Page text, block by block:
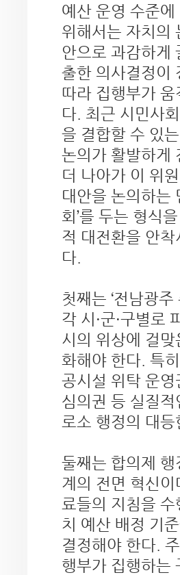
예산 운영 수준
위해서는 자치의
안으로 과감하게
출한 의사결정이
따라 집행부가
다. 최근 시민사
을 결합할 수 있
논의가 활발하게
더 나아가 이 위
대안을 논의하는
회’를 두는 형식
적 대전환을 안
다.
첫째는 ‘전남광
각 시·군·구별로
시의 위상에 걸
화해야 한다. 특
공시설 위탁 운
심의권 등 실질
로소 행정의 대
둘째는 합의제
계의 전면 혁신
료들의 지침을
치 예산 배정 기
결정해야 한다.
행부가 집행하는